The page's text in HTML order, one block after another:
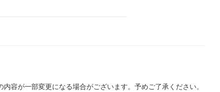
容が一部変更になる場合がございます。予めご了承ください。